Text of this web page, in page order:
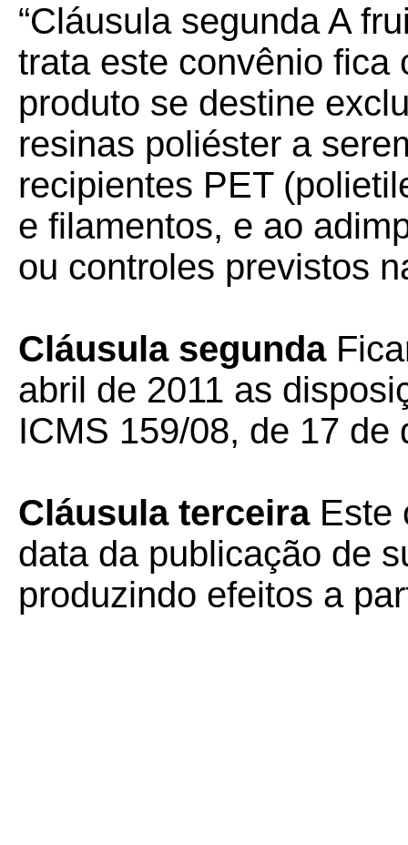
“Cláusula segunda A
trata este convênio fica
produto se destine
resinas poliéster a
recipientes PET
e filamentos, e ao
ou controles previstos
Cláusula segunda
abril de 2011 as
ICMS 159/08, de 17 de
Cláusula terceiraEste
data da publicação de
produzindo efeitos a